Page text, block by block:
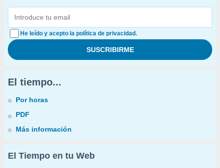
He leído y acepto la política de privacidad.
El tiempo...
Por horas
PDF
Más información
El Tiempo en tu Web